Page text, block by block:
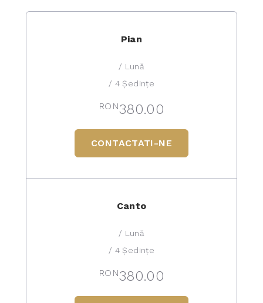
Pian
/ Lună
/ 4 Ședințe
RON380.00
CONTACTATI-NE
Canto
/ Lună
/ 4 Ședințe
RON380.00